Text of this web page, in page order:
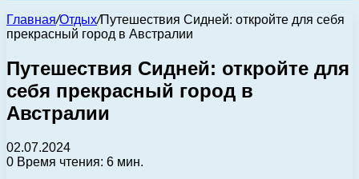
Главная/Отдых/Путешествия Сидней: откройте для себя
прекрасный город в Австралии
Путешествия Сидней: откройте для
себя прекрасный город в
Австралии
02.07.2024
0 Время чтения: 6 мин.